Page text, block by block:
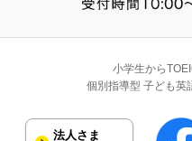
小学生から
個別指導型 子ども英
法人さま